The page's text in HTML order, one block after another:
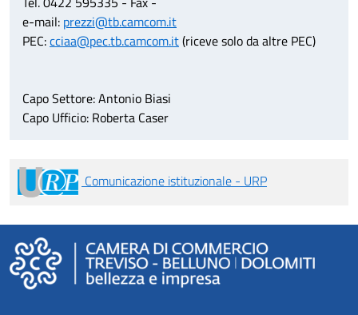
e-mail: prezzi@tb.camcom.it
PEC:cciaa@pec.tb.camcom.it(riceve solo da altre PEC)
Capo Settore: Antonio Biasi
Capo Ufficio: Roberta Caser
Comunicazione istituzionale - URP